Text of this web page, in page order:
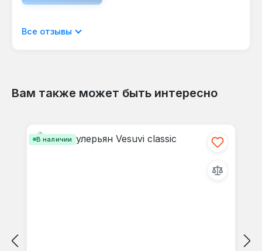
Отображать отзывы только на текущем
Все отзывы
Вам также может быть интересно
В наличии